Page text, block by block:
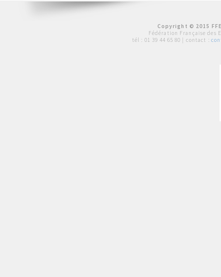
Copyright © 2015
Fédération Française des
tél : 01 39 44 65 80 | contact :